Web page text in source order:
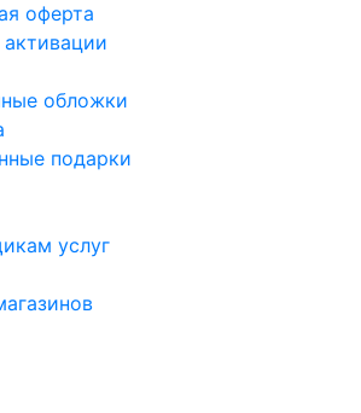
оферта
обложки
подарки
услуг